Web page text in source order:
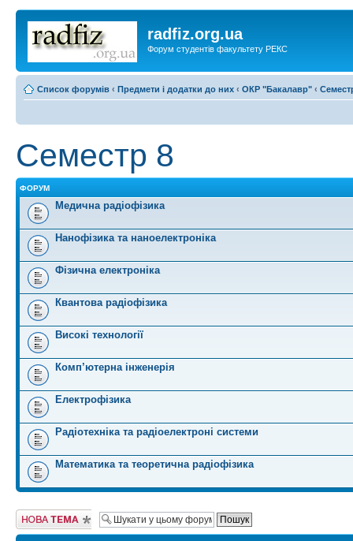
radfiz.org.ua
Форум студентів факультету РЕКС
Список форумів ‹ Предмети і додатки до них ‹ ОКР "Бакалавр" ‹
Семестр 8
ФОРУМ
Медична радіофізика
Нанофізика та наноелектроніка
Фізична електроніка
Квантова радіофізика
Високі технології
Комп’ютерна інженерія
Електрофізика
Радіотехніка та радіоелектроні системи
Математика та теоретична радіофізика
Створити нову
тему